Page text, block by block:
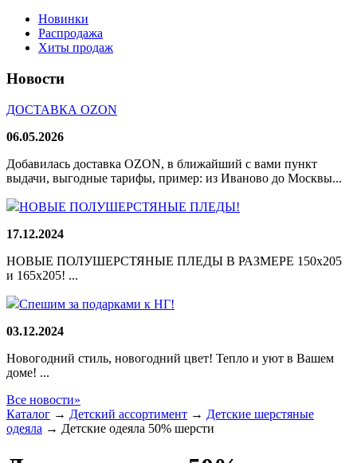
Новинки
Распродажа
Хиты продаж
Новости
ДОСТАВКА OZON
06.05.2026
Добавилась доставка OZON, в ближайший с вами пункт
выдачи, выгодные тарифы, пример: из Иваново до Москвы...
НОВЫЕ ПОЛУШЕРСТЯНЫЕ ПЛЕДЫ!
17.12.2024
НОВЫЕ ПОЛУШЕРСТЯНЫЕ ПЛЕДЫ В РАЗМЕРЕ 150х205
и 165х205! ...
Спешим за подарками к НГ!
03.12.2024
Новогодний стиль, новогодний цвет! Тепло и уют в Вашем
доме! ...
Все новости»
Каталог → Детский ассортимент → Детские шерстяные
одеяла → Детские одеяла 50% шерсти